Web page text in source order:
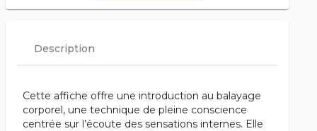
Description
Cette affiche offre une introduction au balayage
corporel, une technique de pleine conscience
centrée sur l’écoute des sensations internes. Elle